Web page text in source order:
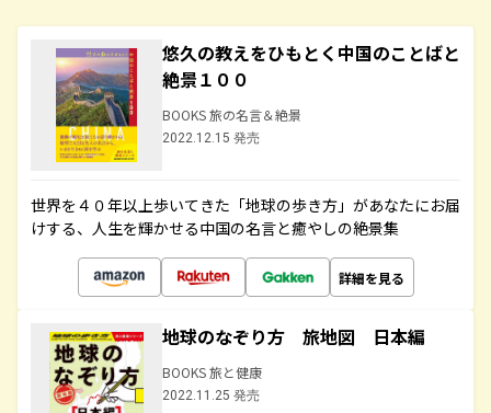
悠久の教えをひもとく中国のことばと
絶景１００
BOOKS 旅の名言＆絶景
2022.12.15 発売
世界を４０年以上歩いてきた「地球の歩き方」があなたにお届
けする、人生を輝かせる中国の名言と癒やしの絶景集
詳細を見る
地球のなぞり方 旅地図 日本編
BOOKS 旅と健康
2022.11.25 発売